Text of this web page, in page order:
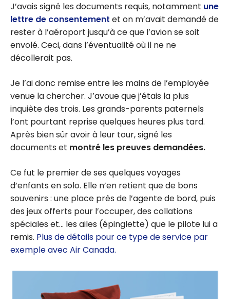
J’avais signé les documents requis, notamment une
lettre de consentement et on m’avait demandé de
rester à l’aéroport jusqu’à ce que l’avion se soit
envolé. Ceci, dans l’éventualité où il ne ne
décollerait pas.
Je l’ai donc remise entre les mains de l’employée
venue la chercher. J’avoue que j’étais la plus
inquiète des trois. Les grands-parents paternels
l’ont pourtant reprise quelques heures plus tard.
Après bien sûr avoir à leur tour, signé les
documents et montré les preuves demandées.
Ce fut le premier de ses quelques voyages
d’enfants en solo. Elle n’en retient que de bons
souvenirs : une place près de l’agente de bord, puis
des jeux offerts pour l’occuper, des collations
spéciales et… les ailes (épinglette) que le pilote lui a
remis. Plus de détails pour ce type de service par
exemple avec Air Canada.